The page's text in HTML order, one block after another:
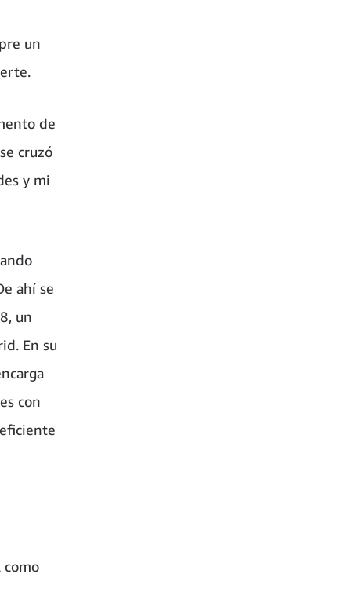
un
de
cruzó
y mi
ahí se
un
En su
con
como